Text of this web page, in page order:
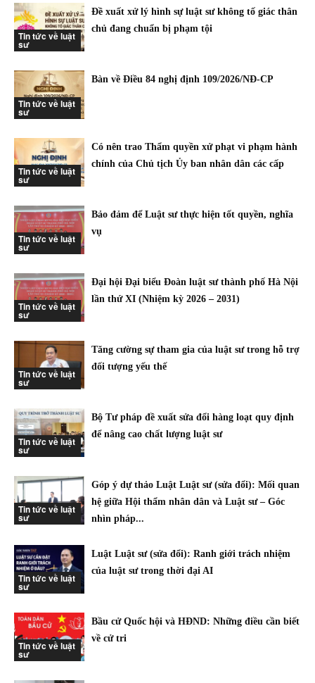
Tin tức về luật
sư
Đề xuất xử lý hình sự luật sư không tố giác thân
chủ đang chuẩn bị phạm tội
Tin tức về luật
sư
Bàn về Điều 84 nghị định 109/2026/NĐ-CP
Tin tức về luật
sư
Có nên trao Thẩm quyền xử phạt vi phạm hành
chính của Chủ tịch Ủy ban nhân dân các cấp
Tin tức về luật
sư
Bảo đảm để Luật sư thực hiện tốt quyền, nghĩa
vụ
Tin tức về luật
sư
Đại hội Đại biểu Đoàn luật sư thành phố Hà Nội
lần thứ XI (Nhiệm kỳ 2026 – 2031)
Tin tức về luật
sư
Tăng cường sự tham gia của luật sư trong hỗ trợ
đối tượng yếu thế
Tin tức về luật
sư
Bộ Tư pháp đề xuất sửa đổi hàng loạt quy định
để nâng cao chất lượng luật sư
Tin tức về luật
sư
Góp ý dự thảo Luật Luật sư (sửa đổi): Mối quan
hệ giữa Hội thẩm nhân dân và Luật sư – Góc
nhìn pháp...
Tin tức về luật
sư
Luật Luật sư (sửa đổi): Ranh giới trách nhiệm
của luật sư trong thời đại AI
Tin tức về luật
sư
Bầu cử Quốc hội và HĐND: Những điều cần biết
về cử tri